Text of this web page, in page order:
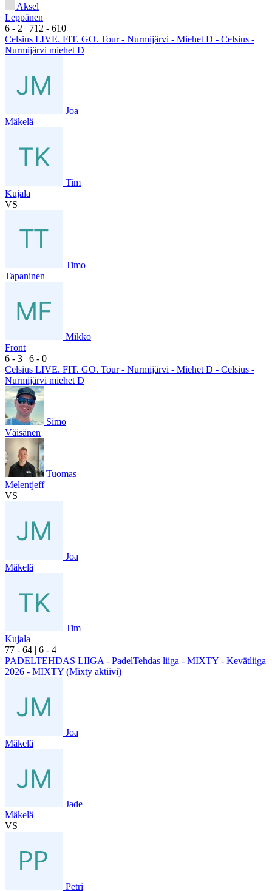
Aksel
Leppänen
6 - 2 | 712 - 610
Celsius LIVE. FIT. GO. Tour - Nurmijärvi - Miehet D - Celsius -
Nurmijärvi miehet D
Joa
Mäkelä
Tim
Kujala
VS
Timo
Tapaninen
Mikko
Front
6 - 3 | 6 - 0
Celsius LIVE. FIT. GO. Tour - Nurmijärvi - Miehet D - Celsius -
Nurmijärvi miehet D
Simo
Väisänen
Tuomas
Melentjeff
VS
Joa
Mäkelä
Tim
Kujala
77 - 64 | 6 - 4
PADELTEHDAS LIIGA - PadelTehdas liiga - MIXTY - Kevätliiga
2026 - MIXTY (Mixty aktiivi)
Joa
Mäkelä
Jade
Mäkelä
VS
Petri